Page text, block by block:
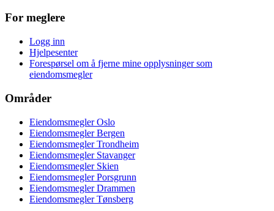
For meglere
Logg inn
Hjelpesenter
Forespørsel om å fjerne mine opplysninger som
eiendomsmegler
Områder
Eiendomsmegler Oslo
Eiendomsmegler Bergen
Eiendomsmegler Trondheim
Eiendomsmegler Stavanger
Eiendomsmegler Skien
Eiendomsmegler Porsgrunn
Eiendomsmegler Drammen
Eiendomsmegler Tønsberg